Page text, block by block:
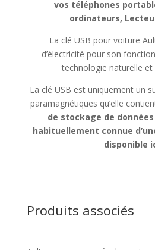
vos téléphones
ordinateurs,
La clé USB pour voiture
d’électricité pour son
technologie naturelle et
La clé USB est uniquement un
paramagnétiques qu’elle
de stockage de
habituellement connue
disponible
Produits associés